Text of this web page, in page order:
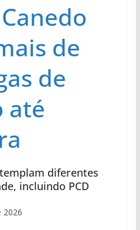
de
de
até
diferentes
incluindo PCD
2026